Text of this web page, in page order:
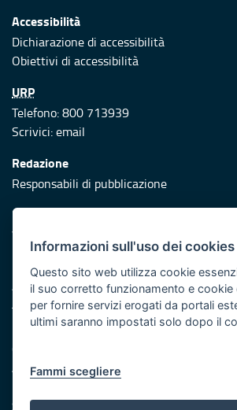
Accessibilità
Dichiarazione di accessibilità
Obiettivi di accessibilità
URP
Telefono: 800 713939
Scrivici:email
Redazione
Responsabili di pubblicazione
Protezione civile
Vai al sito di Protezione Civile Puglia
Iniziativa finanziata con risorse del POR
Asse XI
Note legali
Cookie e privacy
Atti di notifica
Servizi Intranet
Informazioni sull'uso dei cookies
Questo sito web utilizza cookie
il suo corretto funzionamento e cookie
per fornire servizi erogati da portali
ultimi saranno impostati solo dopo il
Fammi scegliere